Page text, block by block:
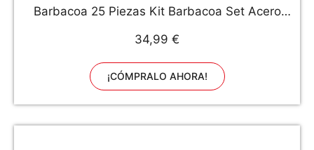
Barbacoa 25 Piezas Kit Barbacoa Set Acero
Barbacoa
34,99 €
¡CÓMPRALO AHORA!